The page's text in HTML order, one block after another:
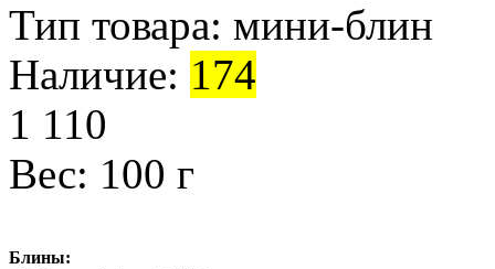
Тип товара: мини-блин
Наличие: 174
1 110
Вес: 100 г
Блины: